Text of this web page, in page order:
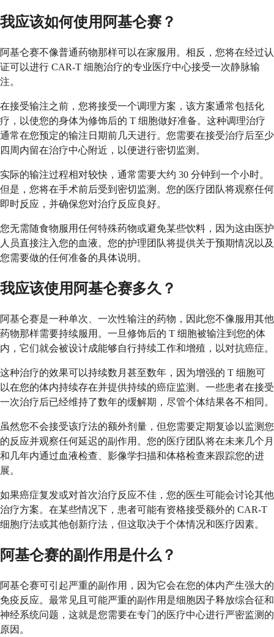
我应该如何使用阿基仑赛？
阿基仑赛不像普通药物那样可以在家服用。相反，您将在经过认
证可以进行 CAR-T 细胞治疗的专业医疗中心接受一次静脉输
注。
在接受输注之前，您将接受一个调理方案，该方案通常包括化
疗，以使您的身体为修饰后的 T 细胞做好准备。这种调理治疗
通常在您预定的输注日期前几天进行。您需要在接受治疗后至少
四周内留在治疗中心附近，以便进行密切监测。
实际的输注过程相对较快，通常需要大约 30 分钟到一个小时。
但是，您将在手术前后受到密切监测。您的医疗团队将观察任何
即时反应，并确保您对治疗反应良好。
您无需随食物服用任何特殊药物或避免某些饮料，因为这由医护
人员直接注入您的血液。您的护理团队将提供关于预期情况以及
您需要做的任何准备的具体说明。
我应该使用阿基仑赛多久？
阿基仑赛是一种单次、一次性输注的药物，因此您不像服用其他
药物那样需要持续服用。一旦修饰后的 T 细胞被输注到您的体
内，它们就会被设计成能够自行持续工作和增殖，以对抗癌症。
这种治疗的效果可以持续数月甚至数年，因为增强的 T 细胞可
以在您的体内持续存在并提供持续的癌症监测。一些患者在接受
一次治疗后已经维持了数年的缓解期，尽管个体结果各不相同。
虽然您不会接受该疗法的额外剂量，但您需要定期复诊以监测您
的反应并观察任何延迟的副作用。您的医疗团队将在未来几个月
和几年内通过血液检查、影像学扫描和体格检查来跟踪您的进
展。
如果癌症复发或对首次治疗反应不佳，您的医生可能会讨论其他
治疗方案。在某些情况下，患者可能有资格接受额外的 CAR-T
细胞疗法或其他创新疗法，但这取决于个体情况和医疗因素。
阿基仑赛的副作用是什么？
阿基仑赛可引起严重的副作用，因为它会在您的体内产生强大的
免疫反应。最常见且可能严重的副作用是细胞因子释放综合征和
神经系统问题，这就是您需要在专门的医疗中心进行严密监测的
原因。